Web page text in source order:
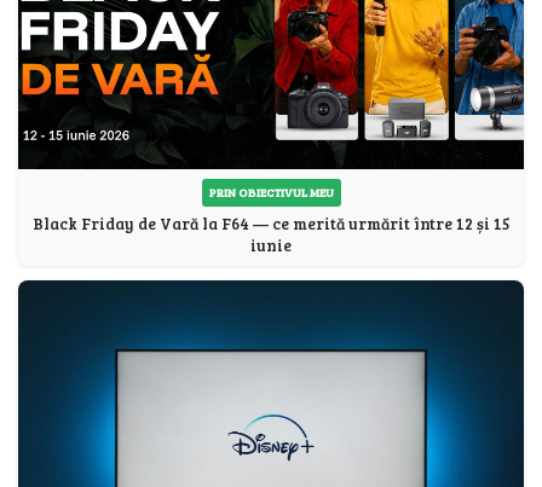
PRIN OBIECTIVUL MEU
Black Friday de Vară la F64 — ce merită urmărit între 12 și 15
iunie